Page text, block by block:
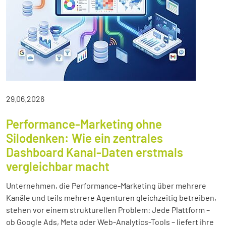
29.06.2026
Performance-Marketing ohne
Silodenken: Wie ein zentrales
Dashboard Kanal-Daten erstmals
vergleichbar macht
Unternehmen, die Performance-Marketing über mehrere
Kanäle und teils mehrere Agenturen gleichzeitig betreiben,
stehen vor einem strukturellen Problem: Jede Plattform –
ob Google Ads, Meta oder Web-Analytics-Tools – liefert ihre